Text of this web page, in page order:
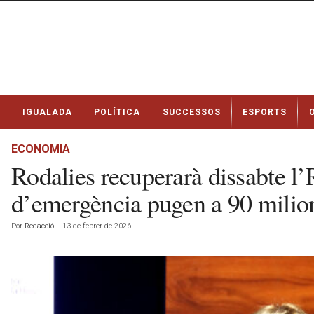
t
IGUALADA POLÍTICA SUCCESSOS ESPORTS
ECONOMIA
Rodalies recuperarà dissabte
d’emergència pugen a 90
Por Redacció - 13 de febrer de 2026